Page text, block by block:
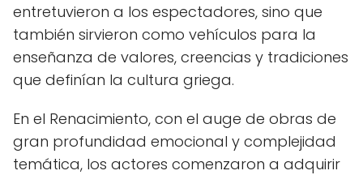
entretuvieron a los espectadores, sino que
también sirvieron como vehículos para la
enseñanza de valores, creencias y tradiciones
que definían la cultura griega.
En el Renacimiento, con el auge de obras de
gran profundidad emocional y complejidad
temática, los actores comenzaron a adquirir